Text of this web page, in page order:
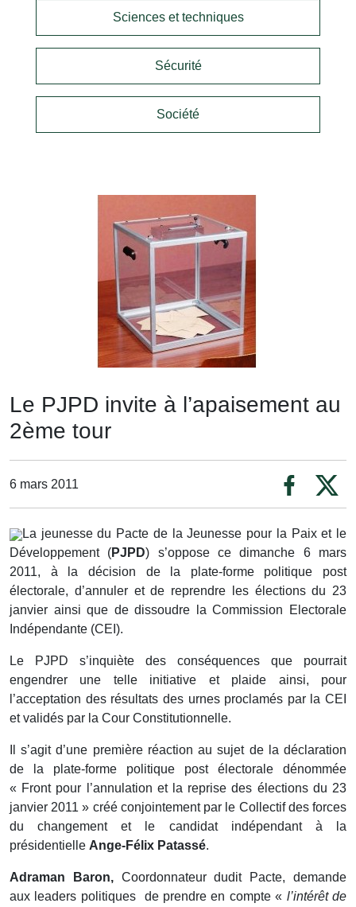
Sciences et techniques
Sécurité
Société
Le PJPD invite à l’apaisement au
2ème tour
6 mars 2011
La jeunesse du Pacte de la Jeunesse pour la Paix et le
Développement (PJPD) s’oppose ce dimanche 6 mars
2011, à la décision de la plate-forme politique post
électorale, d’annuler et de reprendre les élections du 23
janvier ainsi que de dissoudre la Commission Electorale
Indépendante (CEI).
Le PJPD s’inquiète des conséquences que pourrait
engendrer une telle initiative et plaide ainsi, pour
l’acceptation des résultats des urnes proclamés par la CEI
et validés par la Cour Constitutionnelle.
Il s’agit d’une première réaction au sujet de la déclaration
de la plate-forme politique post électorale dénommée
« Front pour l’annulation et la reprise des élections du 23
janvier 2011 » créé conjointement par le Collectif des forces
du changement et le candidat indépendant à la
présidentielle Ange-Félix Patassé.
Adraman Baron, Coordonnateur dudit Pacte, demande
aux leaders politiques de prendre en compte « l’intérêt de